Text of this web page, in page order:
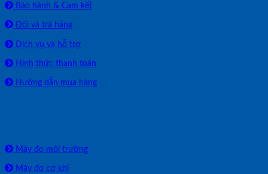
Bảo hành & Cam kết
Đổi và trả hàng
Dịch vụ và hỗ trợ
Hình thức thanh toán
Hướng dẫn mua hàng
Máy đo môi trường
Máy đo cơ khí